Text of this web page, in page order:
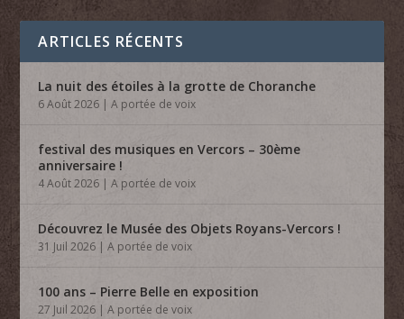
ARTICLES RÉCENTS
La nuit des étoiles à la grotte de Choranche
6 Août 2026 |A portée de voix
festival des musiques en Vercors – 30ème
anniversaire !
4 Août 2026 |A portée de voix
Découvrez le Musée des Objets Royans-Vercors !
31 Juil 2026 |A portée de voix
100 ans – Pierre Belle en exposition
27 Juil 2026 |A portée de voix